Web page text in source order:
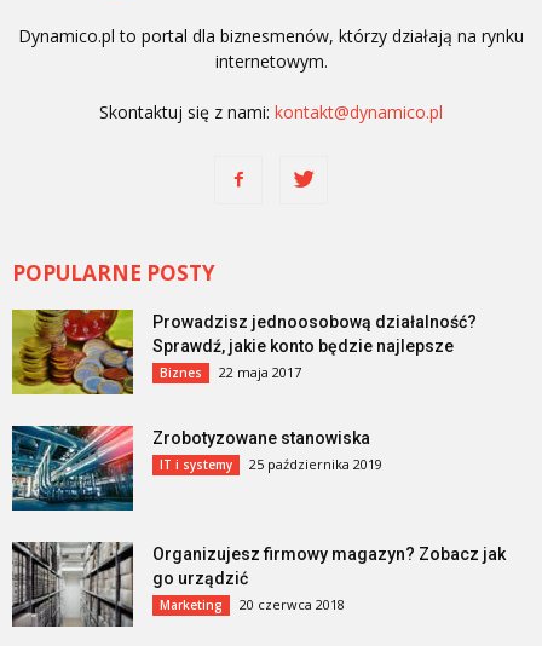
Dynamico.pl to portal dla biznesmenów, którzy działają na rynku
internetowym.
Skontaktuj się z nami: kontakt@dynamico.pl
POPULARNE POSTY
Prowadzisz jednoosobową działalność?
Sprawdź, jakie konto będzie najlepsze
Biznes 22 maja 2017
Zrobotyzowane stanowiska
IT i systemy 25 października 2019
Organizujesz firmowy magazyn? Zobacz jak
go urządzić
Marketing 20 czerwca 2018